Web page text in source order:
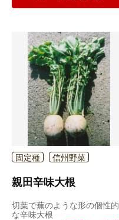
固定種 信州野菜
親田辛味大根
切葉で蕪のような形の個性的
な辛味大根